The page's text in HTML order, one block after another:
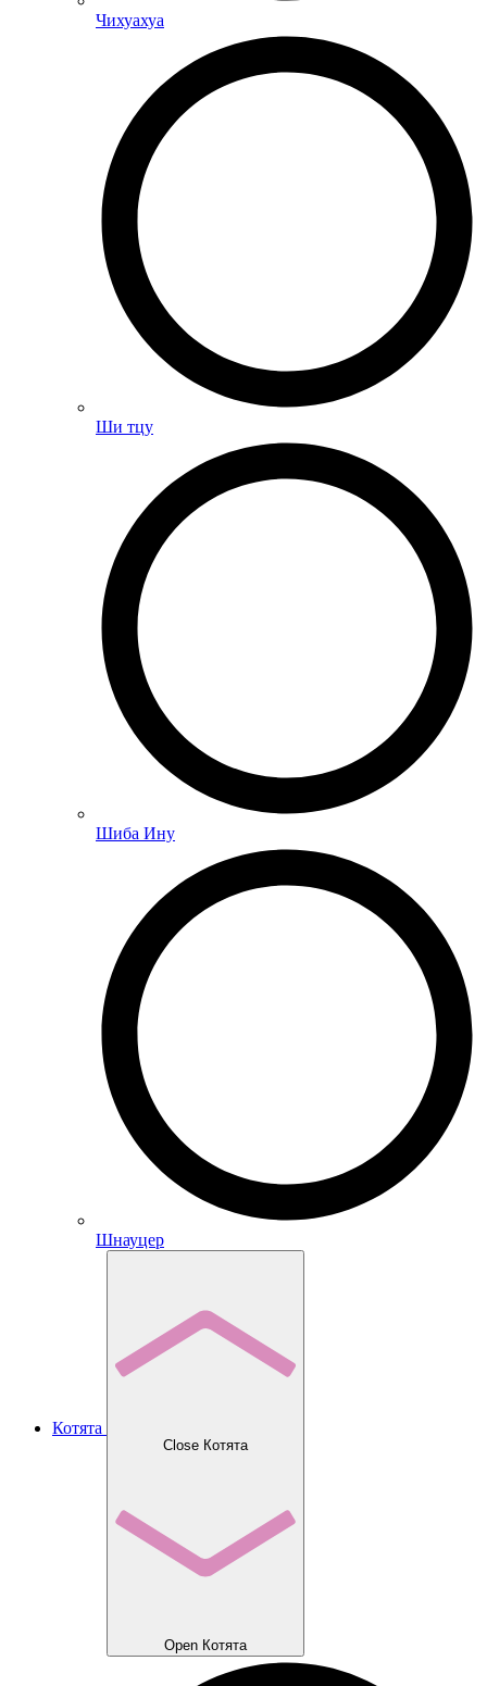
Чихуахуа
Ши тцу
Шиба Ину
Шнауцер
Котята
Close Котята
Open Котята